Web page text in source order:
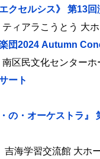
クセルシス》 第13回
アラこうとう 大ホ
団2024 Autumn
民文化センターホ
ート
の・オーケストラ』
海学習交流館 大ホ